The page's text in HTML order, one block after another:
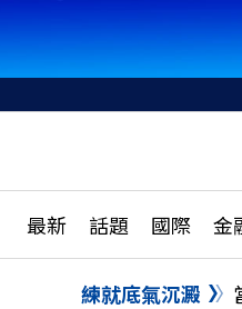
最新 話題 國際 金
活動
話題
練就底氣沉澱